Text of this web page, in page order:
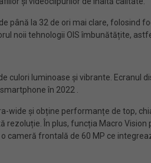
la 32 de ori mai clare, folosind
noii tehnologii OIS îmbunătățite,
culori luminoase și vibrante. Ecranul
în 2022 .
wide și obține performanțe de top,
În plus, funcția Macro
cameră frontală de 60 MP ce